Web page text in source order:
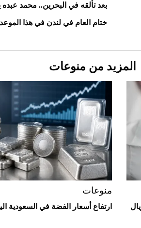
Aston Martin Valiant: على هوى الأبطال
بعد تألقه في البحرين.. محمد
ختام العام في لندن في هذا
المزيد من منوعات
منوعات
ارتفاع أسعار الفضة في السعودية